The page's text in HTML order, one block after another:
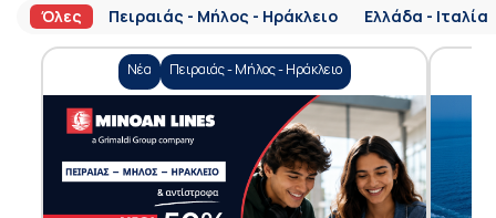
Όλες Πειραιάς - Μήλος - Ηράκλειο Ελλάδα - Ιταλία
Νέα Πειραιάς - Μήλος - Ηράκλειο